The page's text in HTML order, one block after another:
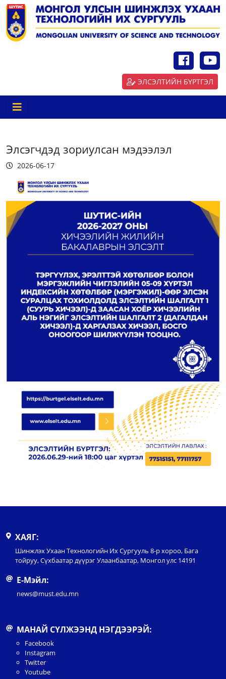
ЭЛСЭЛТИЙН БҮРТГЭЛ
Элсэгчдэд зориулсан мэдээлэл
2026-06-17
ХАЯГ:
Шинжлэх Ухаан Технологийн Их Сургууль 8-р хороо, Бага
тойруу, Сүхбаатар дүүрэг Улаанбаатар, Монгол улс 14191
Е-Мэйл:
news@must.edu.mn
МАНАЙ СҮЛЖЭЭНД НЭГДЭЭРЭЙ:
Facebook
Instagram
Twitter
Youtube